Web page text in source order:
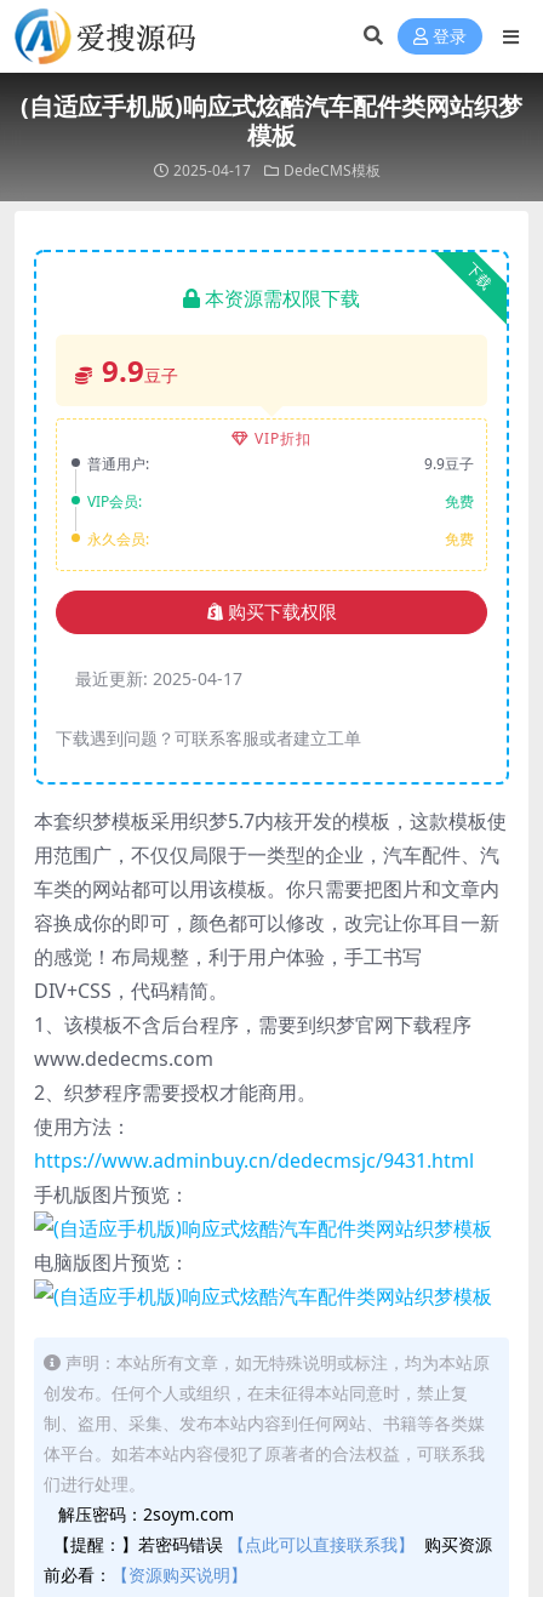
登录
(自适应手机版)响应式炫酷汽车配件类网站织梦
模板
2025-04-17 DedeCMS模板
下载
本资源需权限下载
9.9豆子
VIP折扣
普通用户:
9.9豆子
VIP会员:
免费
永久会员:
免费
购买下载权限
最近更新: 2025-04-17
下载遇到问题？可联系客服或者建立工单
本套织梦模板采用织梦5.7内核开发的模板，这款模板使
用范围广，不仅仅局限于一类型的企业，汽车配件、汽
车类的网站都可以用该模板。你只需要把图片和文章内
容换成你的即可，颜色都可以修改，改完让你耳目一新
的感觉！布局规整，利于用户体验，手工书写
DIV+CSS，代码精简。
1、该模板不含后台程序，需要到织梦官网下载程序
www.dedecms.com
2、织梦程序需要授权才能商用。
使用方法：
https://www.adminbuy.cn/dedecmsjc/9431.html
手机版图片预览：
电脑版图片预览：
声明：本站所有文章，如无特殊说明或标注，均为本站原
创发布。任何个人或组织，在未征得本站同意时，禁止复
制、盗用、采集、发布本站内容到任何网站、书籍等各类媒
体平台。如若本站内容侵犯了原著者的合法权益，可联系我
们进行处理。
解压密码：2soym.com
【提醒：】若密码错误
【点此可以直接联系我】
购买资源
前必看：
【资源购买说明】